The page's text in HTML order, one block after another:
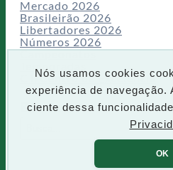
Nós usamos cookies
experiência de navegação.
ciente dessa
OK
Mercado 2026
Brasileirão 2026
Libertadores 2026
Números 2026
Campeonatos
Temporadas
CT/Centro de Excelência
Busca
P
q